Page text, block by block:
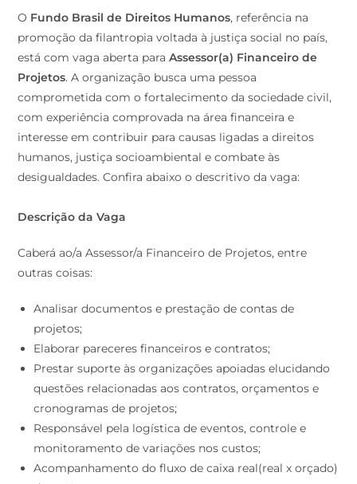
promoção da filantropia voltada à justiça social no país,
está com vaga aberta paraAssessor(a) Financeiro de
Projetos. A organização busca uma pessoa
comprometida com o fortalecimento da sociedade civil,
com experiência comprovada na área financeira e
interesse em contribuir para causas ligadas a direitos
humanos, justiça socioambiental e combate às
desigualdades. Confira abaixo o descritivo da vaga:
outras coisas:
projetos;
Elaborar pareceres financeiros e contratos;
Prestar suporte às organizações apoiadas elucidando
questões relacionadas aos contratos, orçamentos e
cronogramas de projetos;
Responsável pela logística de eventos, controle e
monitoramento de variações nos custos;
Acompanhamento do fluxo de caixa real(real x orçado)
de curto prazo;